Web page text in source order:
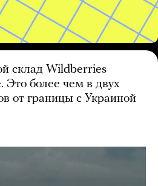
склад Wildberries
Это более чем в двух
от границы с Украиной